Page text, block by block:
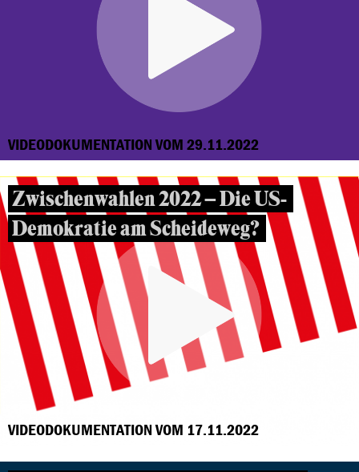
VIDEODOKUMENTATION VOM 29.11.2022
Zwischenwahlen 2022 – Die US-
Demokratie am Scheideweg?
VIDEODOKUMENTATION VOM 17.11.2022